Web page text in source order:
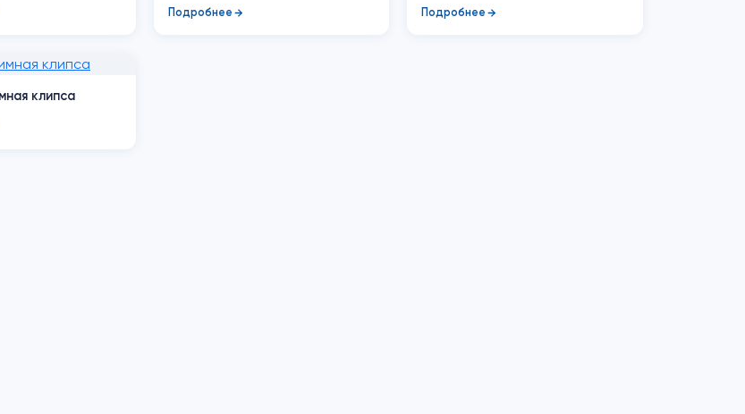
Подробнее Подробнее
клипса